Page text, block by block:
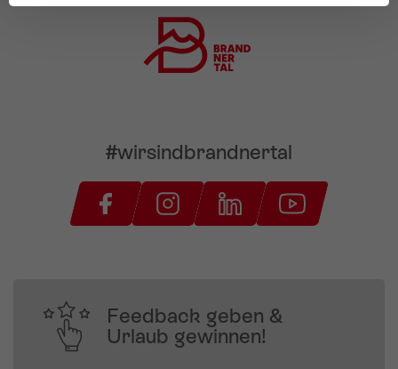
#wirsindbrandnertal
Feedback geben &
Urlaub gewinnen!